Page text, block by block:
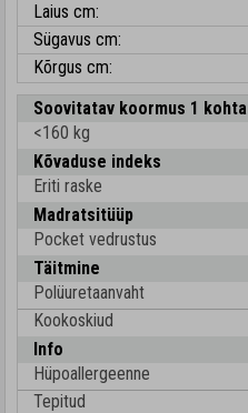
Laius cm:
Sügavus cm:
Kõrgus cm:
Soovitatav koormus 1 kohta
<160 kg
Kõvaduse indeks
Eriti raske
Madratsitüüp
Pocket vedrustus
Täitmine
Polüuretaanvaht
Kookoskiud
Info
Hüpoallergeenne
Tepitud